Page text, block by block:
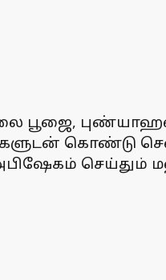
பூஜை,
கொண்டு
செய்தும்